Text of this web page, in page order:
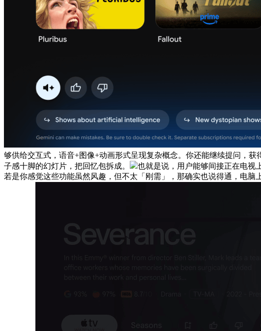
够供给交互式，语音+图像+动画形式呈现复杂概念。你还能继续提问，
子感十脚的幻灯片，把回忆包拆成。
也就是说，用户能够间接正在电视
若是你感觉这些功能虽然风趣，但不太「刚需」，那确实也说得通，电